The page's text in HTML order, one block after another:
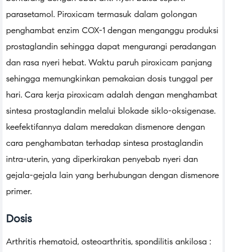
parasetamol. Piroxicam termasuk dalam golongan
penghambat enzim COX-1 dengan menganggu produksi
prostaglandin sehingga dapat mengurangi peradangan
dan rasa nyeri hebat. Waktu paruh piroxicam panjang
sehingga memungkinkan pemakaian dosis tunggal per
hari. Cara kerja piroxicam adalah dengan menghambat
sintesa prostaglandin melalui blokade siklo-oksigenase.
keefektifannya dalam meredakan dismenore dengan
cara penghambatan terhadap sintesa prostaglandin
intra-uterin, yang diperkirakan penyebab nyeri dan
gejala-gejala lain yang berhubungan dengan dismenore
primer.
Dosis
Arthritis rhematoid, osteoarthritis, spondilitis ankilosa :